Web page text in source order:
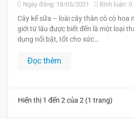
Ngày đăng: 18/05/2021 Bình luận: 0
Cây kế sữa – loài cây thân cỏ có hoa
giới từ lâu được biết đến là một loại
dụng nổi bật, tốt cho sức…
Đọc thêm
Hiển thị 1 đến 2 của 2 (1 trang)